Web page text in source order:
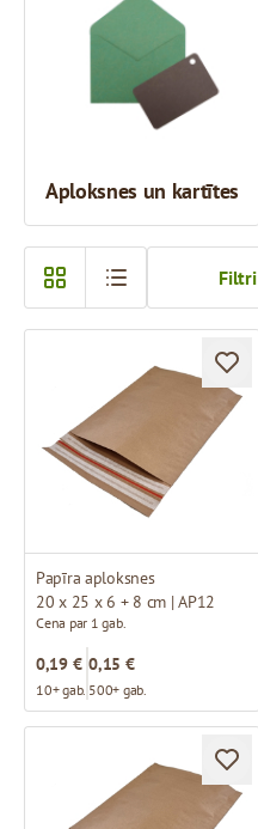
Aploksnes un kartītes
Filtri
Papīra aploksnes
20 x 25 x 6 + 8 cm | AP12
Cena par 1 gab.
0,19 €
10+ gab.
0,15 €
500+ gab.